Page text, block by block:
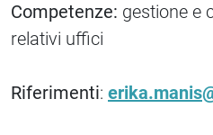
Competenze: gestione e
relativi uffici
Riferimenti: